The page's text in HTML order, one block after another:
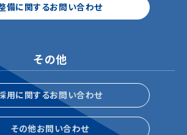
備に関するお問い合わせ
その他
用に関するお問い合わせ
その他お問い合わせ